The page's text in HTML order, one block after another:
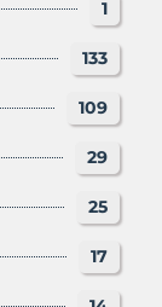
1
133
109
29
25
17